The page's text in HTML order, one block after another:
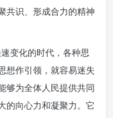
共识、形成合力的精神
变化的时代，各种思
想作引领，就容易迷失
够为全体人民提供共同
的向心力和凝聚力。它